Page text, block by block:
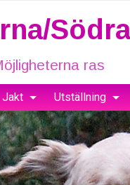
ras
Jakt Utställning